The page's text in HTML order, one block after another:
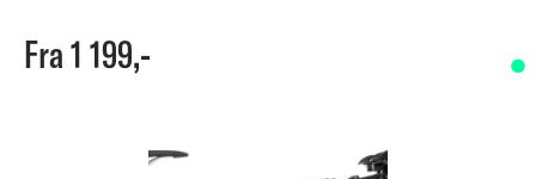
Fra 1 199,-